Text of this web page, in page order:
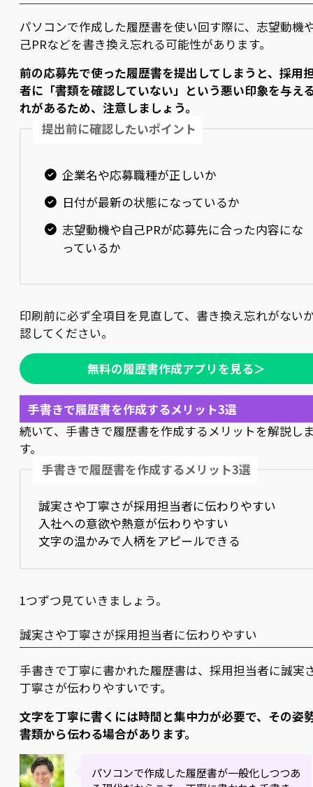
パソコンで作成した履歴書を使い回す際に、志望動機
己PRなどを書き換え忘れる可能性があります。
前の応募先で使った履歴書を提出してしまうと、採用
者に「書類を確認していない」という悪い印象を与え
れがあるため、注意しましょう。
提出前に確認したいポイント
企業名や応募職種が正しいか
日付が最新の状態になっているか
志望動機や自己PRが応募先に合った内容にな
っているか
印刷前に必ず全項目を見直して、書き換え忘れがない
認してください。
無料の履歴書作成アプリを見る＞
手書きで履歴書を作成するメリット3選
続いて、手書きで履歴書を作成するメリットを解説し
す。
手書きで履歴書を作成するメリット3選
誠実さや丁寧さが採用担当者に伝わりやすい
入社への意欲や熱意が伝わりやすい
文字の温かみで人柄をアピールできる
1つずつ見ていきましょう。
誠実さや丁寧さが採用担当者に伝わりやすい
手書きで丁寧に書かれた履歴書は、採用担当者に誠実
丁寧さが伝わりやすいです。
文字を丁寧に書くには時間と集中力が必要で、その姿
書類から伝わる場合があります。
パソコンで作成した履歴書が一般化しつつあ